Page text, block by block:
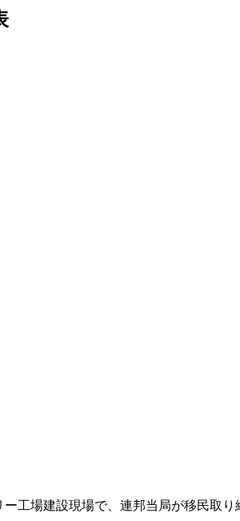
工場建設現場で、連邦当局が移民取り